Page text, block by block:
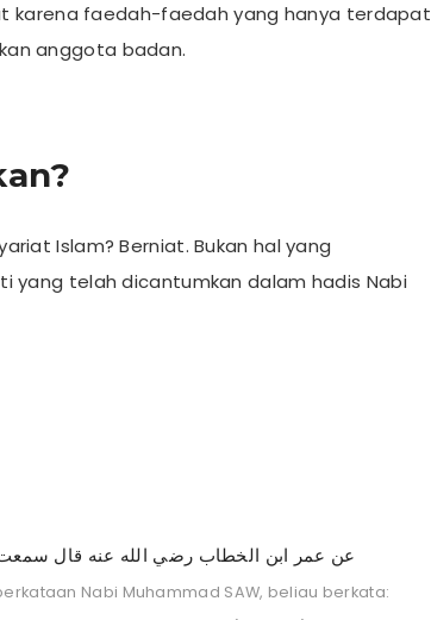
karena faedah-faedah yang hanya terdapat
anggota badan.
Islam? Berniat. Bukan hal yang
yang telah dicantumkan dalam hadis Nabi
Nabi Muhammad SAW, beliau berkata: